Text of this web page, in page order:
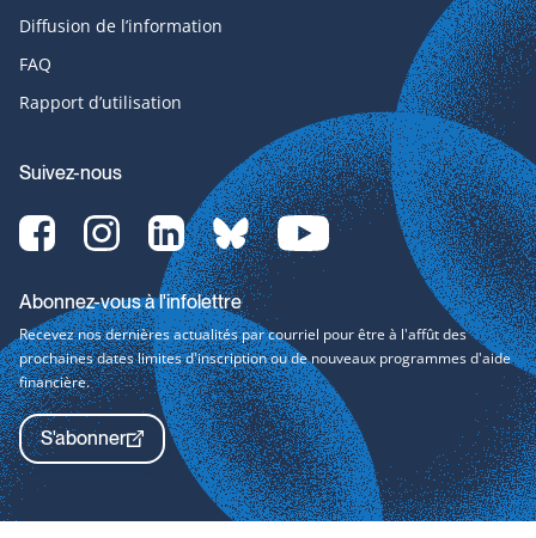
Diffusion de l’information
FAQ
Rapport d’utilisation
Suivez-nous
Facebook-
svg
Instagram-
svg
LinkedIn-
svg
bluesky-
svg
YouTube-
svg
Abonnez-vous à l'infolettre
Recevez nos dernières actualités par courriel pour être à l'affût des
prochaines dates limites d'inscription ou de nouveaux programmes d'aide
financière.
S'abonner